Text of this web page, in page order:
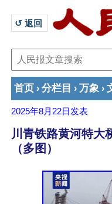
↺ 返回
首页 › 分栏目 › 万象 ›
2025年8月22日 发表
川青铁路黄河特大
（多图）